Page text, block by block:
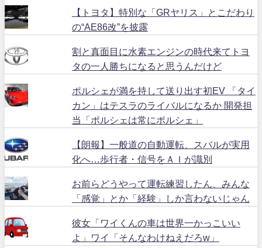
【トヨタ】特別な「GRヤリス」とこだわり
の“AE86改”を披露
割と真面目に水素エンジンの時代来てトヨ
タの一人勝ちになると思うんだけど
ポルシェが満を持して送り出す初EV 「タイ
カン」はテスラのライバルになるか 開発担
当「ポルシェは常にポルシェ」
【朗報】一般道の自動運転、スバルが実用
化へ…歩行者・信号をＡＩが識別
お前らどうやって運転練習したん、みんな
「感覚」とか「経験」しか言わないじゃん
彼女「ワイくんの車は世界一かっこいい
よ」ワイ「そんなわけねえだろw」